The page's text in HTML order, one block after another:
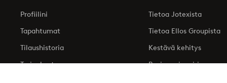
Profiilini
Tapahtumat
Tilaushistoria
Tarjoukset
Tietoa Jotexista
Tietoa Ellos Groupista
Kestävä kehitys
Business inquiries